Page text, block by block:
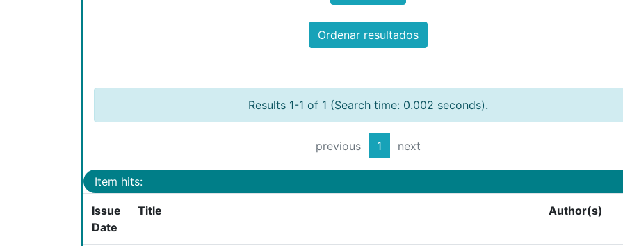
Ordenar resultados
Results 1-1 of 1 (Search time: 0.002 seconds).
previous 1 next
Item hits:
Issue
Date
Title Author(s)